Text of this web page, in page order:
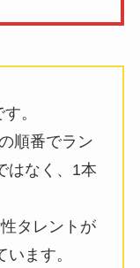
。
順番でラン
はなく、1本
タレントが
ます。